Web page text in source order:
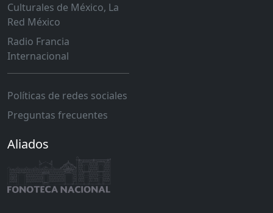
Culturales de México, La
Red México
Radio Francia
Internacional
Políticas de redes sociales
Preguntas frecuentes
Aliados